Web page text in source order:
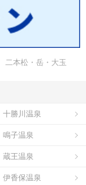
二本松・岳・大玉
十勝川温泉
鳴子温泉
蔵王温泉
伊香保温泉